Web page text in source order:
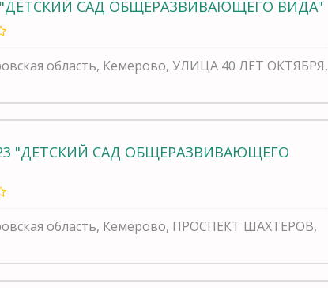
САД ОБЩЕРАЗВИВАЮЩЕГО ВИДА"
область, Кемерово, УЛИЦА 40 ЛЕТ ОКТЯБРЯ,
"ДЕТСКИЙ САД ОБЩЕРАЗВИВАЮЩЕГО
область, Кемерово, ПРОСПЕКТ ШАХТЕРОВ,